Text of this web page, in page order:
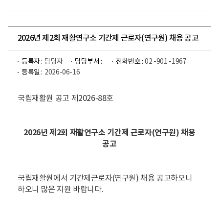
2026년 제2회 재활연구소 기간제 근로자(연구원) 채용 공고
등록자 : 담당자 담당부서 : 전화번호 : 02 -901 -1967
등록일 : 2026-06-16
국립재활원 공고 제2026-88호
2026년 제2회 재활연구소 기간제 근로자(연구원) 채용
공고
국립재활원에서 기간제근로자(연구원) 채용 공고하오니
하오니 많은 지원 바랍니다.